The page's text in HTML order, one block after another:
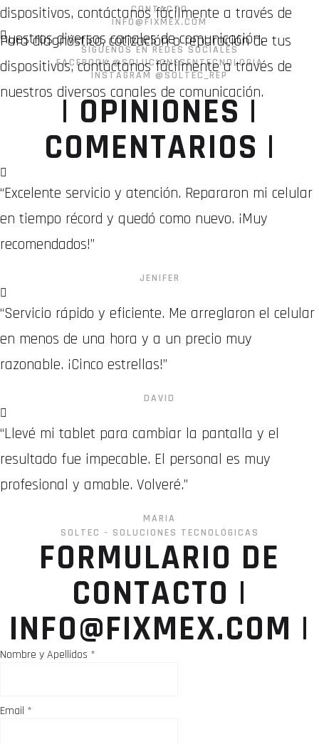
CONTACTO
INFO@FIXMEX.COM
dispositivos, contáctanos fácilmente a través de
nuestros diversos canales de comunicación.
SÍGUENOS EN REDES SOCIALES
FACEBOOK @SOLUCIONESENTECNOLOGIA
INSTAGRAM @SOLTEC_REP
Para diagnóstico, cotización o reparación de tus
dispositivos, contáctanos fácilmente a través de
nuestros diversos canales de comunicación.
| OPINIONES |
COMENTARIOS |
“Excelente servicio y atención. Repararon mi celular
en tiempo récord y quedó como nuevo. ¡Muy
recomendados!”
JENIFER
“Servicio rápido y eficiente. Me arreglaron el celular
en menos de una hora y a un precio muy
razonable. ¡Cinco estrellas!”
DAVID
“Llevé mi tablet para cambiar la pantalla y el
resultado fue impecable. El personal es muy
profesional y amable. Volveré.”
MARIA
SOLTEC - SOLUCIONES TECNOLÓGICAS
FORMULARIO DE
CONTACTO |
INFO@FIXMEX.COM |
Nombre y Apellidos *
Email *